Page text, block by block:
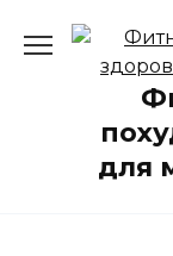
содержанию
для